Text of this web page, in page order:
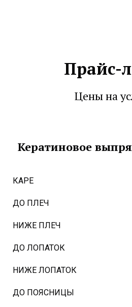
Прайс-
Цены на
Кератиновое
КАРЕ
ДО ПЛЕЧ
НИЖЕ ПЛЕЧ
ДО ЛОПАТОК
НИЖЕ ЛОПАТОК
ДО ПОЯСНИЦЫ